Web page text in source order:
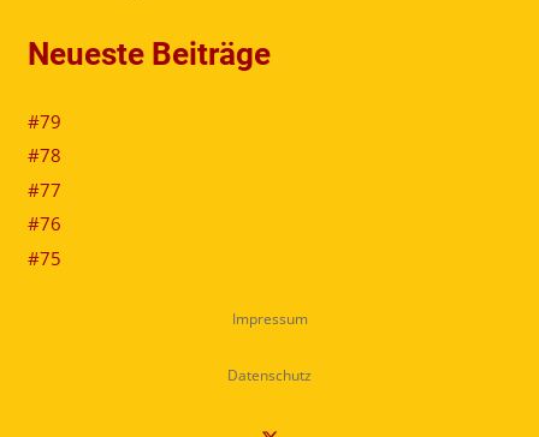
Neueste Beiträge
#79
#78
#77
#76
#75
Impressum
Datenschutz